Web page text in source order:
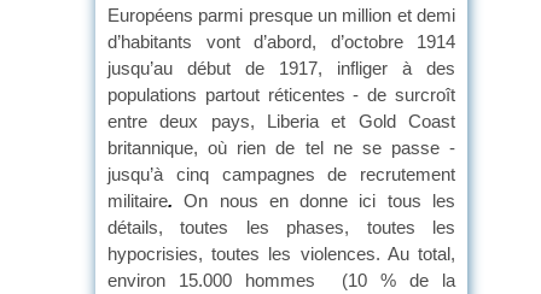
Européens parmi presque un million et demi
d’habitants vont d’abord, d’octobre 1914
jusqu’au début de 1917, infliger à des
populations partout réticentes - de surcroît
entre deux pays, Liberia et Gold Coast
britannique, où rien de tel ne se passe -
jusqu’à cinq campagnes de recrutement
militaire.On nous en donne ici tous les
détails, toutes les phases, toutes les
hypocrisies, toutes les violences. Au total,
environ 15.000 hommes (10 % de la